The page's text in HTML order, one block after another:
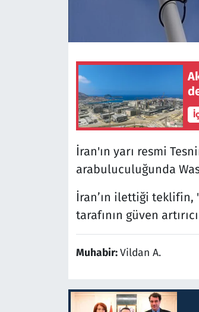
İran'ın yarı resmi
arabuluculuğunda
İran’ın ilettiği teklifin,
tarafının güven
Muhabir:Vildan A.